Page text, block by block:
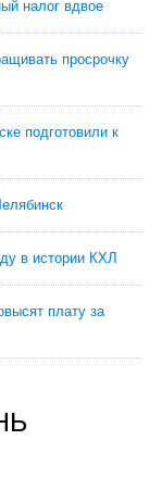
налог вдвое
просрочку
подготовили к
в истории КХЛ
плату за